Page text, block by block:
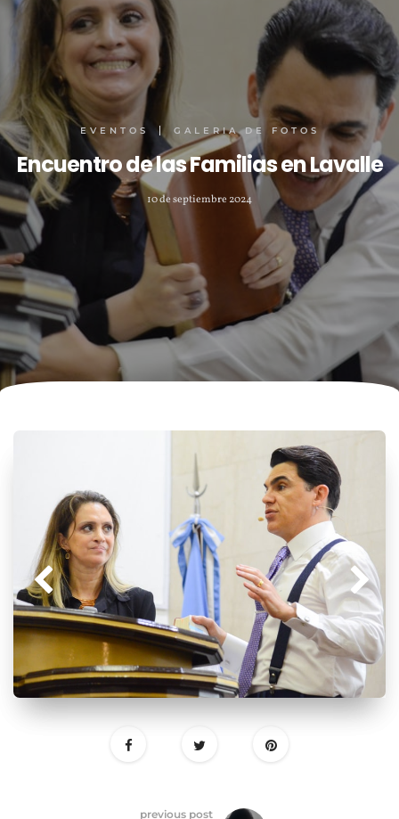
EVENTOS GALERIA DE FOTOS
Encuentro de las Familias en Lavalle
10 de septiembre 2024
previous post